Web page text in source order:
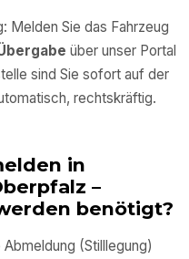
Melden Sie das Fahrzeug
über unser Portal
sind Sie sofort auf der
rechtskräftig.
in
–
benötigt?
(Stilllegung)